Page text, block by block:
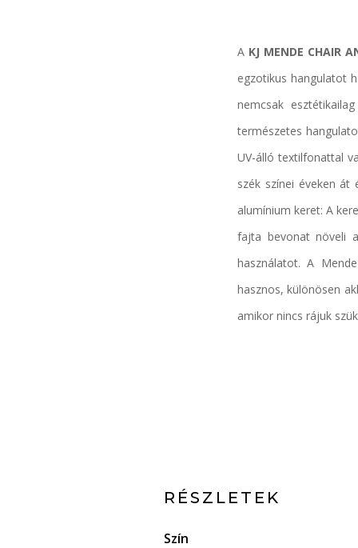
A KJ MENDE CHAIR
egzotikus hangulatot
nemcsak
természetes
UV-álló textilfonattal
szék színei éveken át
alumínium keret: A
fajta bevonat növeli
használatot. A
hasznos, különösen
amikor nincs rájuk
RÉSZLETEK
Szín